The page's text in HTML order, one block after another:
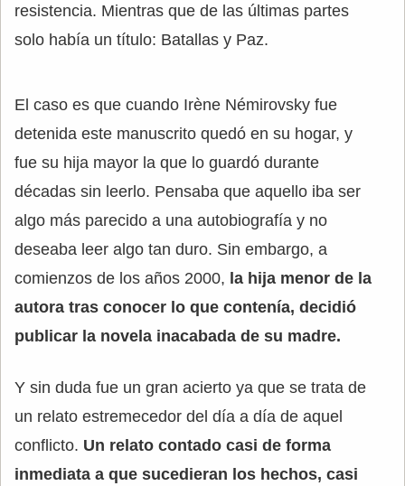
resistencia. Mientras que de las últimas partes
solo había un título: Batallas y Paz.
El caso es que cuando Irène Némirovsky fue
detenida este manuscrito quedó en su hogar, y
fue su hija mayor la que lo guardó durante
décadas sin leerlo. Pensaba que aquello iba ser
algo más parecido a una autobiografía y no
deseaba leer algo tan duro. Sin embargo, a
comienzos de los años 2000, la hija menor de la
autora tras conocer lo que contenía, decidió
publicar la novela inacabada de su madre.
Y sin duda fue un gran acierto ya que se trata de
un relato estremecedor del día a día de aquel
conflicto. Un relato contado casi de forma
inmediata a que sucedieran los hechos, casi